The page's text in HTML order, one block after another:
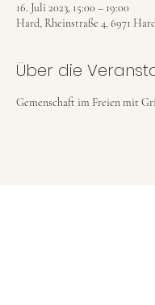
16. Juli 2023, 15:00 – 19:00
Hard, Rheinstraße 4, 6971
Über die
Gemenschaft im Freien mit